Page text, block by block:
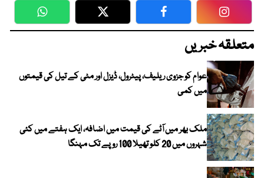
WhatsApp Twitter Facebook
متعلقہ خبریں
عوام کو جزوی ریلیف، پیٹرول، ڈیزل اور مٹی کے تیل کی قیمتوں
میں کمی
ملک بھر میں آٹے کی قیمت میں اضافہ، ایک ہفتے میں کئی
شہروں میں 20 کلو تھیلا 100 روپے تک مہنگا